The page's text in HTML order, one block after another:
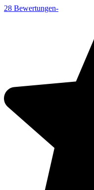
28 Bewertungen-